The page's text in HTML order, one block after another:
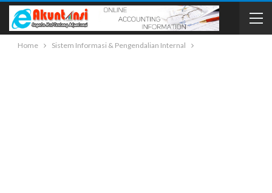
Home Sistem Informasi & Pengendalian Internal